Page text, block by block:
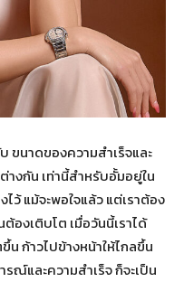
ขนาดของความสำเร็จและ
างกัน เท่านี้สำหรับอั้มอยู่ใน
ว้ แม้จะพอใจแล้ว แต่เราต้อง
องเติบโต เมื่อวันนี้เราได้
น ก้าวไปข้างหน้าให้ไกลขึ้น
ณ์และความสำเร็จ ก็จะเป็น